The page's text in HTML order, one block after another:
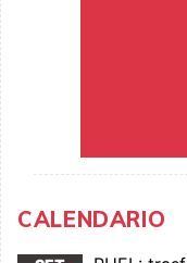
CALENDARIO